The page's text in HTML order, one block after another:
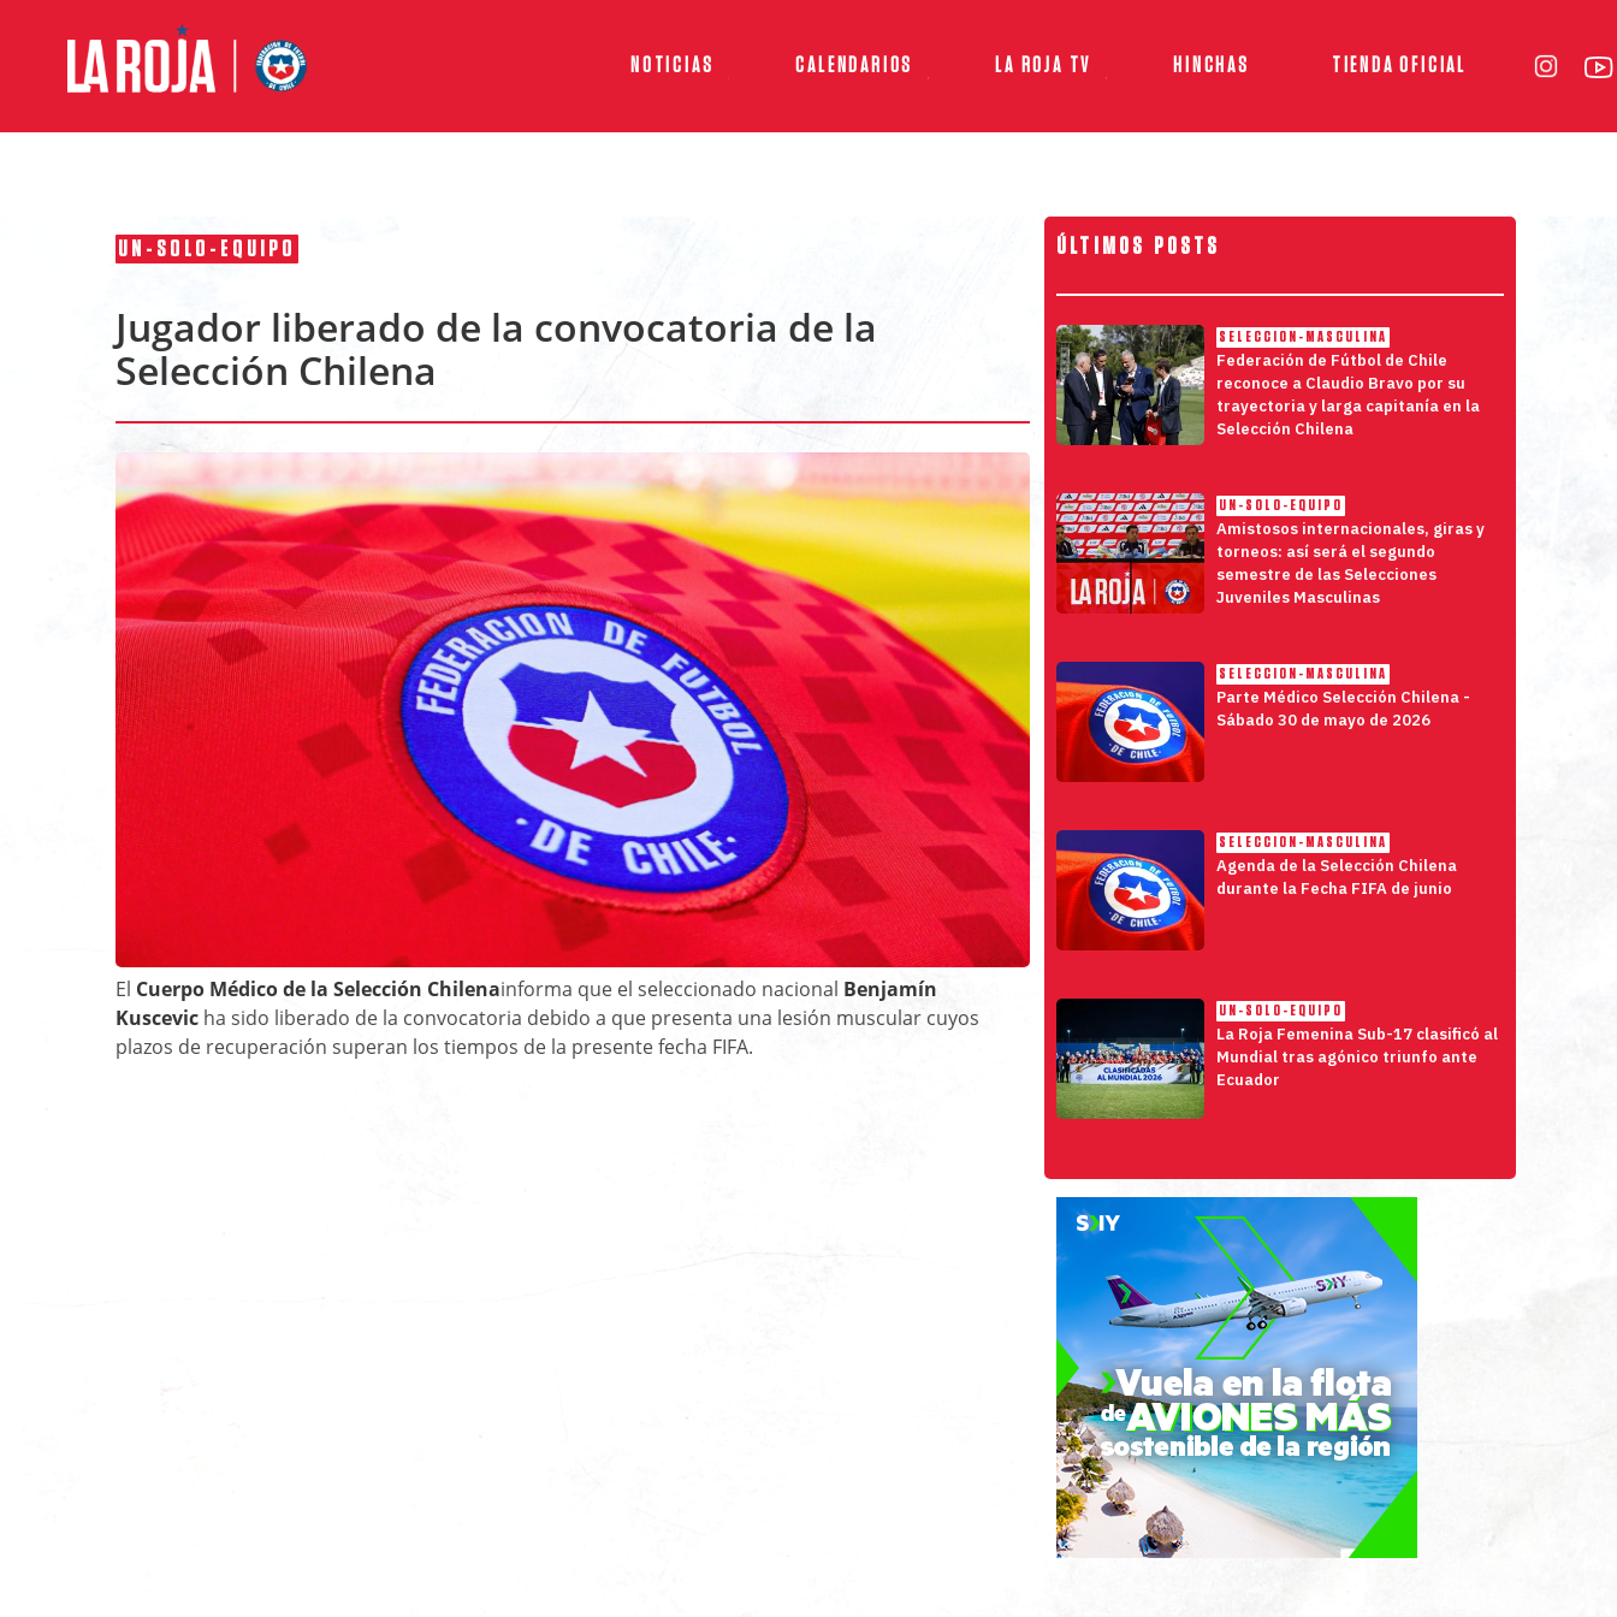
NOTICIAS CALENDARIOS LA ROJA TV HINCHAS TIENDA OFICIAL
UN-SOLO-EQUIPO
Jugador liberado de la convocatoria de la
Selección Chilena
El Cuerpo Médico de la Selección Chilenainforma que el seleccionado nacional Benjamín
Kuscevic ha sido liberado de la convocatoria debido a que presenta una lesión muscular cuyos
plazos de recuperación superan los tiempos de la presente fecha FIFA.
ÚLTIMOS POSTS
SELECCION-MASCULINA
Federación de Fútbol de Chile
reconoce a Claudio Bravo por su
trayectoria y larga capitanía en la
Selección Chilena
UN-SOLO-EQUIPO
Amistosos internacionales, giras y
torneos: así será el segundo
semestre de las Selecciones
Juveniles Masculinas
SELECCION-MASCULINA
Parte Médico Selección Chilena -
Sábado 30 de mayo de 2026
SELECCION-MASCULINA
Agenda de la Selección Chilena
durante la Fecha FIFA de junio
UN-SOLO-EQUIPO
La Roja Femenina Sub-17 clasificó al
Mundial tras agónico triunfo ante
Ecuador